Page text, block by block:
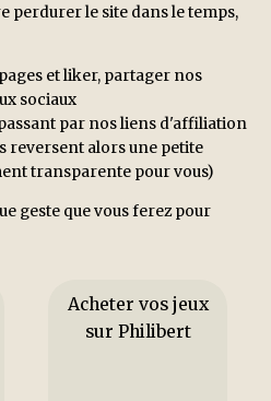
perdurer le site dans le temps,
et liker, partager nos
sociaux
par nos liens d'affiliation
reversent alors une petite
transparente pour vous)
geste que vous ferez pour
Acheter vos jeux
sur Philibert